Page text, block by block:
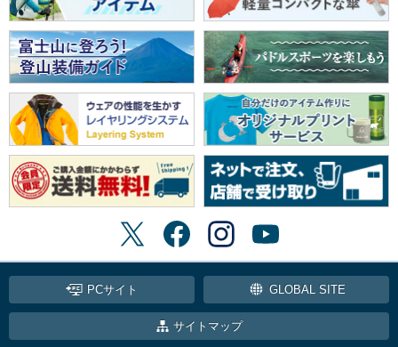
PCサイト GLOBAL SITE
サイトマップ